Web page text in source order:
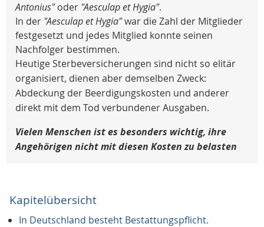
Antonius"oder "Aesculap et Hygia".
In der "Aesculap et Hygia"war die Zahl der Mitglieder
festgesetzt und jedes Mitglied konnte seinen
Nachfolger bestimmen.
Heutige Sterbeversicherungen sind nicht so elitär
organisiert, dienen aber demselben Zweck:
Abdeckung der Beerdigungskosten und anderer
direkt mit dem Tod verbundener Ausgaben.
Vielen Menschen ist es besonders wichtig, ihre
Angehörigen nicht mit diesen Kosten zu belasten
Kapitelübersicht
In Deutschland besteht Bestattungspflicht.